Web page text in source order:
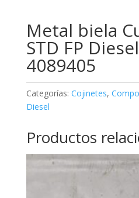
Metal biela
STD FP
4089405
Categorías: Cojinetes,
Diesel
Productos